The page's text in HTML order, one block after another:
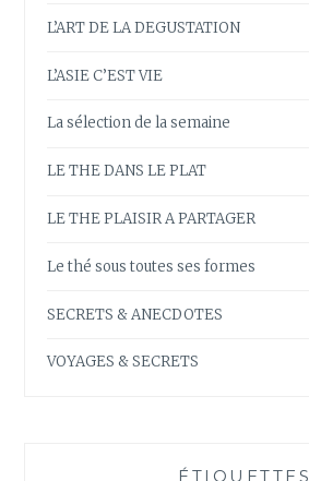
L’ART DE LA DEGUSTATION
L’ASIE C’EST VIE
La sélection de la semaine
LE THE DANS LE PLAT
LE THE PLAISIR A PARTAGER
Le thé sous toutes ses formes
SECRETS & ANECDOTES
VOYAGES & SECRETS
ÉTIQUETTES